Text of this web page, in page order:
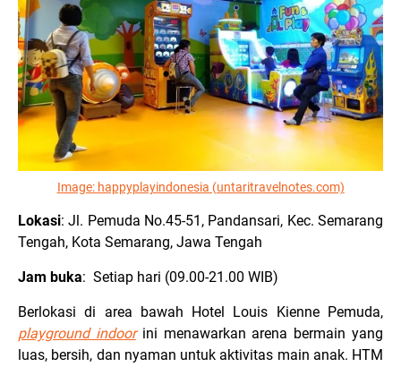
Image: happyplayindonesia (untaritravelnotes.com)
Lokasi: Jl. Pemuda No.45-51, Pandansari, Kec. Semarang
Tengah, Kota Semarang, Jawa Tengah
Jam buka: Setiap hari (09.00-21.00 WIB)
Berlokasi di area bawah Hotel Louis Kienne Pemuda,
playground indoorini menawarkan arena bermain yang
luas, bersih, dan nyaman untuk aktivitas main anak. HTM